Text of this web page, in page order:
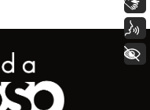
Voz
+ Acessibilidade